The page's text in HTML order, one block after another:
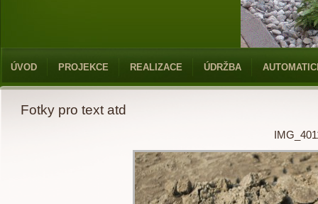
ÚVOD PROJEKCE REALIZACE ÚDRŽBA
Fotky pro text atd